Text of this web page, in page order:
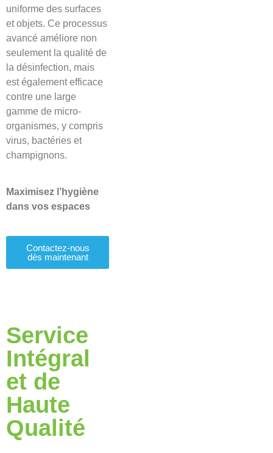
uniforme des surfaces
et objets. Ce processus
avancé améliore non
seulement la qualité de
la désinfection, mais
est également efficace
contre une large
gamme de micro-
organismes, y compris
virus, bactéries et
champignons.
Maximisez l’hygiène
dans vos espaces
Contactez-nous
dès maintenant
Service
Intégral
et de
Haute
Qualité